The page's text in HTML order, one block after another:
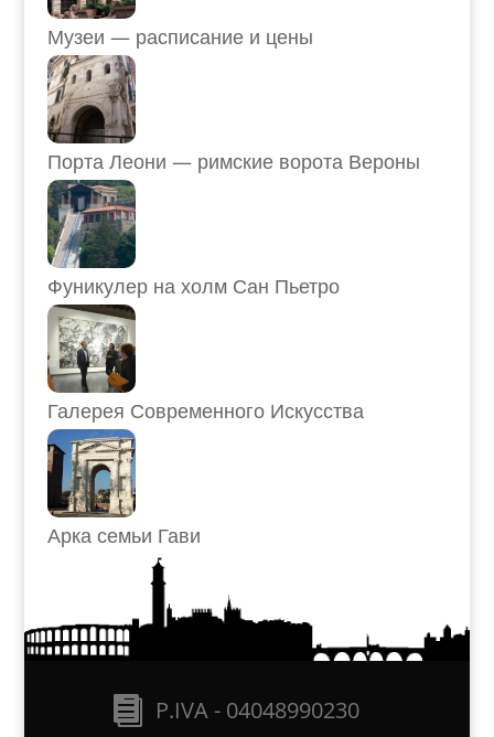
Музеи — расписание и цены
Порта Леони — римские ворота Вероны
Фуникулер на холм Сан Пьетро
Галерея Современного Искусства
Арка семьи Гави
P.IVA - 04048990230